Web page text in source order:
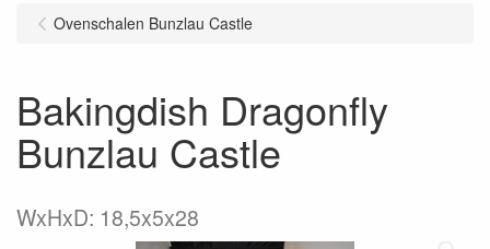
Ovenschalen Bunzlau Castle
Bakingdish Dragonfly
Bunzlau Castle
WxHxD: 18,5x5x28